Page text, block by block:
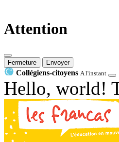
Attention
Fermeture Envoyer
Collégiens-citoyens A l'instant
Hello, world!